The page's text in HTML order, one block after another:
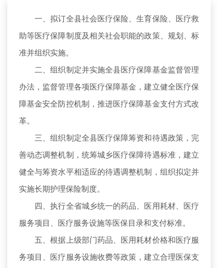
一、拟订全县社会医疗保险、生育保险、医疗救
助等医疗保障制度及相关社会职能的政策、规划、标
准并组织实施。
二、组织制定并实施全县医疗保障基金监督管理
办法，监督管理各项医疗保障基金，建立健全医疗保
障基金安全防控机制，推进医疗保障基金支付方式改
革。
三、组织制定全县医疗保障筹资和待遇政策，完
善动态调整机制，统筹城乡医疗保障待遇标准，建立
健全与筹资水平相适应的待遇调整机制，组织拟定并
实施长期护理保险制度。
四、执行全省城乡统一的药品、医用耗材、医疗
服务项目、医疗服务设施等医保目录和支付标准。
五、根据上级部门药品、医用耗材价格和医疗服
务项目、医疗服务设施收费等政策，建立合理医保支